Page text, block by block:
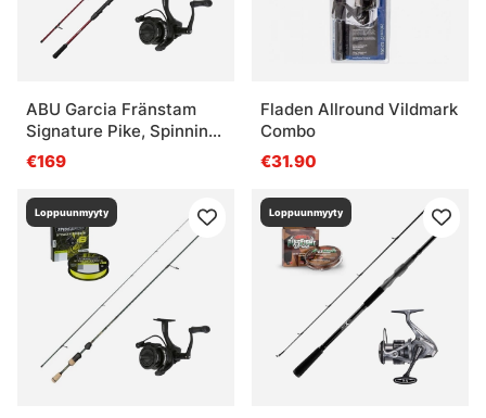
ABU Garcia Fränstam
Signature Pike, Spinning
Max 100g Combo
€169
Fladen Allround Vildmark
Combo
€31.90
Loppuunmyyty Loppuunmyyty